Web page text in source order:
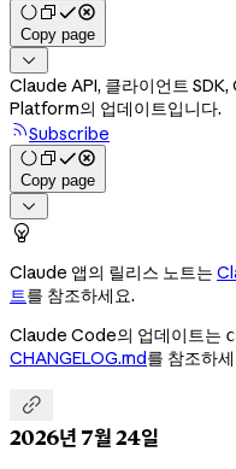
Copy page

Claude API, 클라이언트
Platform의 업데이트입니다.
Subscribe
Copy page


Claude 앱의 릴리스 노트는
트를 참조하세요.
Claude Code의 업데이트는
CHANGELOG.md를 참조하

2026년 7월 24일